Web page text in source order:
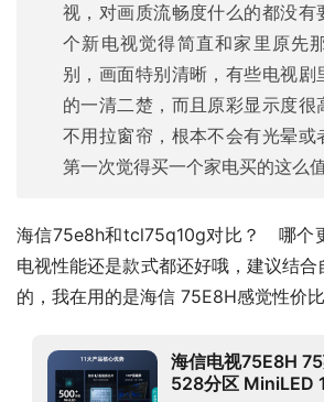
视，对画质流畅度什么的都没有
个新电视觉得简直和家里原先
别，画面特别清晰，有些电视剧
的一清二楚，而且原彩显示度很
不用拉窗帘，根本不会有光晕或
第一次觉得买一个家电买的这么
海信75e8h和tcl75q10g对比？   哪个
电视性能还是款式都还好哦，建议结
的，我在用的是海信 75E8H感觉性价比
海信电视75E8H
528分区 MiniLED